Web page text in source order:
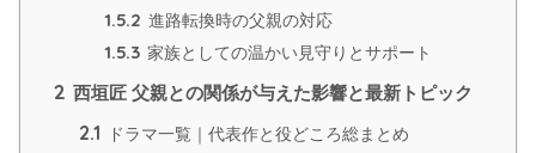
1.5.2 進路転換時の父親の対応
1.5.3 家族としての温かい見守りとサポート
2 西垣匠 父親との関係が与えた影響と最新トピック
2.1 ドラマ一覧｜代表作と役どころ総まとめ